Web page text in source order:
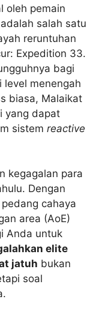
oleh pemain
salah satu
reruntuhan
Expedition 33.
bagi
level menengah
biasa, Malaikat
yang dapat
sistem reactive
kegagalan para
Dengan
cahaya
area (AoE)
Anda untuk
elite
jatuh bukan
soal